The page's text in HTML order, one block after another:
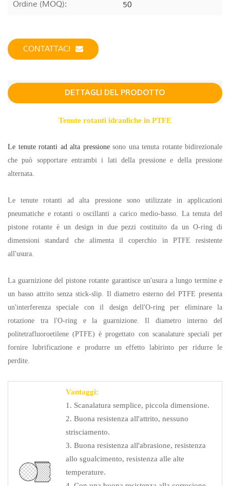
Ordine (MOQ):
50
CONTATTACI
DETTAGLI DEL PRODOTTO
Tenute rotanti idrauliche in PTFE
Le tenute rotanti ad alta pressionesono una tenuta rotante bidirezionale
che può sopportare entrambi i lati della pressione e della pressione
alternata.
Le tenute rotanti ad alta pressione sono utilizzate in applicazioni
pneumatiche e rotanti o oscillanti a carico medio-basso. La tenuta del
pistone rotante è un design in due pezzi costituito da un O-ring di
dimensioni standard che alimenta il coperchio in PTFE resistente
all'usura.
La guarnizione del pistone rotante garantisce un'usura a lungo termine e
un basso attrito senza stick-slip. Il diametro esterno del PTFE presenta
un'interferenza speciale con il design dell'O-ring per eliminare la
rotazione tra l'O-ring e la guarnizione. Il diametro interno del
politetrafluoroetilene (PTFE) è progettato con scanalature speciali per
fornire lubrificazione e produrre un effetto labirinto per ridurre le
perdite.
Vantaggi:
1. Scanalatura semplice, piccola dimensione.
2. Buona resistenza all'attrito, nessuno
strisciamento.
3. Buona resistenza all'abrasione, resistenza
allo sgualcimento, resistenza alle alte
temperature.